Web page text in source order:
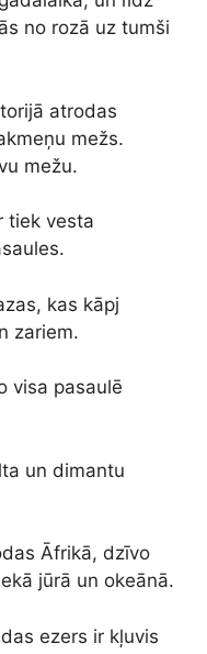
no rozā uz tumši
atrodas
mežs.
mežu.
tiek vesta
kas kāpj
zariem.
visa pasaulē
un dimantu
Āfrikā, dzīvo
jūrā un okeānā.
ezers ir kļuvis